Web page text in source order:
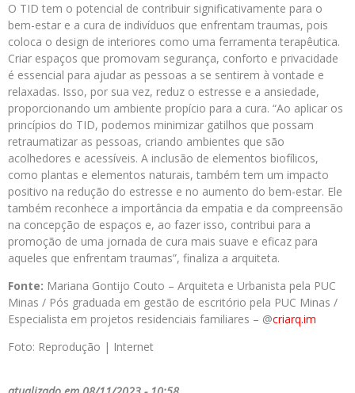
O TID tem o potencial de contribuir significativamente para o
bem-estar e a cura de indivíduos que enfrentam traumas, pois
coloca o design de interiores como uma ferramenta terapêutica.
Criar espaços que promovam segurança, conforto e privacidade
é essencial para ajudar as pessoas a se sentirem à vontade e
relaxadas. Isso, por sua vez, reduz o estresse e a ansiedade,
proporcionando um ambiente propício para a cura. “Ao aplicar os
princípios do TID, podemos minimizar gatilhos que possam
retraumatizar as pessoas, criando ambientes que são
acolhedores e acessíveis. A inclusão de elementos biofílicos,
como plantas e elementos naturais, também tem um impacto
positivo na redução do estresse e no aumento do bem-estar. Ele
também reconhece a importância da empatia e da compreensão
na concepção de espaços e, ao fazer isso, contribui para a
promoção de uma jornada de cura mais suave e eficaz para
aqueles que enfrentam traumas”, finaliza a arquiteta.
Fonte: Mariana Gontijo Couto – Arquiteta e Urbanista pela PUC
Minas / Pós graduada em gestão de escritório pela PUC Minas /
Especialista em projetos residenciais familiares – @criarq.im
Foto: Reprodução | Internet